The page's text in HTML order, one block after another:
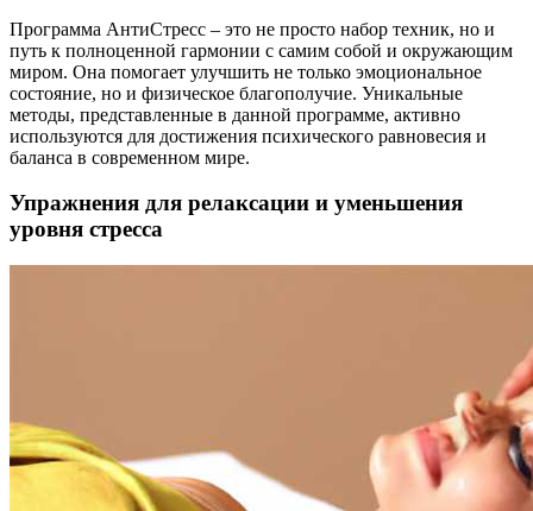
Программа АнтиСтресс – это не просто набор техник, но и
путь к полноценной гармонии с самим собой и окружающим
миром. Она помогает улучшить не только эмоциональное
состояние, но и физическое благополучие. Уникальные
методы, представленные в данной программе, активно
используются для достижения психического равновесия и
баланса в современном мире.
Упражнения для релаксации и уменьшения
уровня стресса